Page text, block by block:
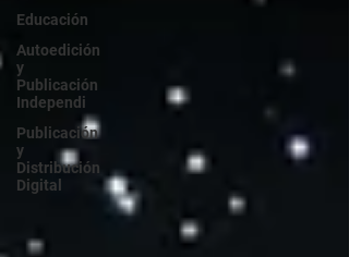
Educación
Autoedición
y
Publicación
Independi
Publicación
y
Distribución
Digital